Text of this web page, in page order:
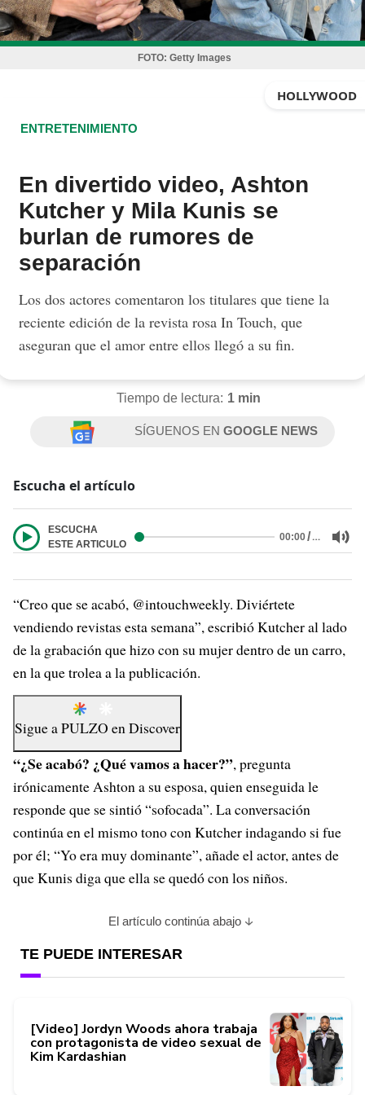
FOTO: Getty Images
HOLLYWOOD
ENTRETENIMIENTO
En divertido video, Ashton
Kutcher y Mila Kunis se
burlan de rumores de
separación
Los dos actores comentaron los titulares que tiene la
reciente edición de la revista rosa In Touch, que
aseguran que el amor entre ellos llegó a su fin.
Tiempo de lectura: 1 min
SÍGUENOS ENGOOGLE NEWS
Escucha el artículo
ESCUCHA
ESTE ARTICULO
00:00/…
“Creo que se acabó, @intouchweekly. Diviértete
vendiendo revistas esta semana”, escribió Kutcher al lado
de la grabación que hizo con su mujer dentro de un carro,
en la que trolea a la publicación.
Sigue aPULZO enDiscover
“¿Se acabó? ¿Qué vamos a hacer?”, pregunta
irónicamente Ashton a su esposa, quien enseguida le
responde que se sintió “sofocada”. La conversación
continúa en el mismo tono con Kutcher indagando si fue
por él; “Yo era muy dominante”, añade el actor, antes de
que Kunis diga que ella se quedó con los niños.
El artículo continúa abajo
TE PUEDE INTERESAR
[Video] Jordyn Woods ahora trabaja
con protagonista de video sexual de
Kim Kardashian